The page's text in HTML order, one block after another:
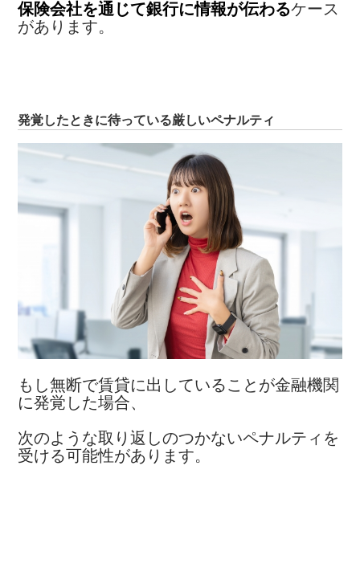
保険会社を通じて銀行に情報が伝わるケース
があります。
発覚したときに待っている厳しいペナルティ
もし無断で賃貸に出していることが金融機関
に発覚した場合、
次のような取り返しのつかないペナルティを
受ける可能性があります。